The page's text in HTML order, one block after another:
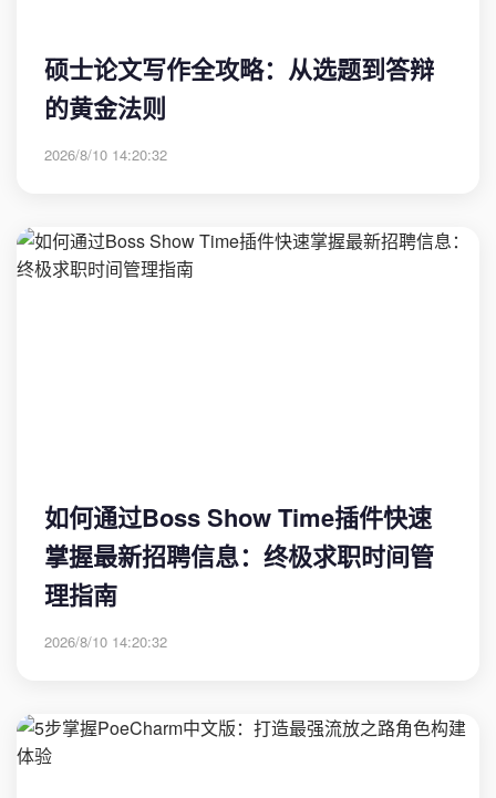
硕士论文写作全攻略：从选题到答辩
的黄金法则
2026/8/10 14:20:32
如何通过Boss Show Time插件快速
掌握最新招聘信息：终极求职时间管
理指南
2026/8/10 14:20:32